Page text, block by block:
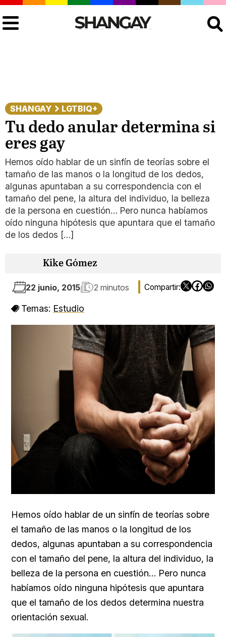
SHANGAY LGTBIQ+
Tu dedo anular determina si
eres gay
Hemos oído hablar de un sinfín de teorías sobre el
tamaño de las manos o la longitud de los dedos,
algunas apuntaban a su correspondencia con el
tamaño del pene, la altura del individuo, la belleza
de la persona en cuestión… Pero nunca habíamos
oído ninguna hipótesis que apuntara que el tamaño
de los dedos […]
Kike Gómez
22 junio, 2015 2 minutos
Temas: Estudio
Hemos oído hablar de un sinfín de teorías sobre
el tamaño de las manos o la longitud de los
dedos, algunas apuntaban a su correspondencia
con el tamaño del pene, la altura del individuo, la
belleza de la persona en cuestión… Pero nunca
habíamos oído ninguna hipótesis que apuntara
que el tamaño de los dedos determina nuestra
orientación sexual.